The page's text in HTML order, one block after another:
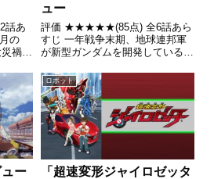
あ
の
禍に
崩壊
で生
い
ュー
評価 ★★★★★(85点) 全6話あら
すじ 一年戦争末期、地球連邦軍
が新型ガンダムを開発していると
特殊部隊「サイクロプス隊」は、
機体を奪取すべく北極の連邦軍基
地を襲撃する。引用- Wikipedia
ー
ロボット
「超速変形ジャイロゼッタ